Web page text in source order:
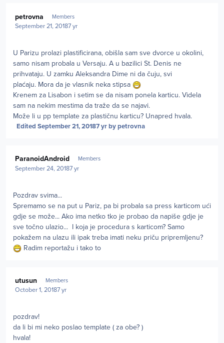
petrovna Members
September 21, 20187 yr
U Parizu prolazi plastificirana, obišla sam sve dvorce u okolini,
samo nisam probala u Versaju. A u bazilici St. Denis ne
prihvataju. U zamku Aleksandra Dime ni da čuju, svi
plaćaju. Mora da je vlasnik neka stipsa
Krenem za Lisabon i setim se da nisam ponela karticu. Videla
sam na nekim mestima da traže da se najavi.
Može li u pp template za plastičnu karticu? Unapred hvala.
Edited September 21, 20187 yrby petrovna
ParanoidAndroid Members
September 24, 20187 yr
Pozdrav svima...
Spremamo se na put u Pariz, pa bi probala sa press karticom ući
gdje se može... Ako ima netko tko je probao da napiše gdje je
sve točno ulazio... I koja je procedura s karticom? Samo
pokažem na ulazu ili ipak treba imati neku priču pripremljenu?
Radim reportažu i tako to
utusun Members
October 1, 20187 yr
pozdrav!
da li bi mi neko poslao template ( za obe? )
hvala!